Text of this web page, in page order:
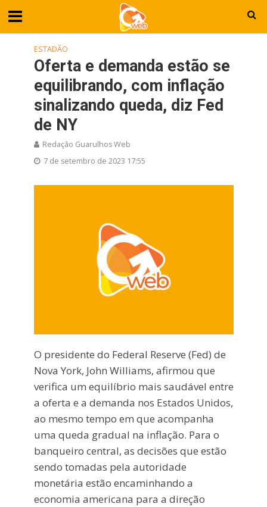
ESTADÃO
Oferta e demanda estão se
equilibrando, com inflação
sinalizando queda, diz Fed
de NY
Redação Guarulhos Web
7 de setembro de 2023 17:55
O presidente do Federal Reserve (Fed) de
Nova York, John Williams, afirmou que
verifica um equilíbrio mais saudável entre
a oferta e a demanda nos Estados Unidos,
ao mesmo tempo em que acompanha
uma queda gradual na inflação. Para o
banqueiro central, as decisões que estão
sendo tomadas pela autoridade
monetária estão encaminhando a
economia americana para a direção